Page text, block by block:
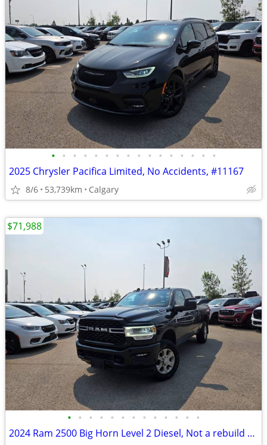
• • • • • • • • • • • • • • • •
2025 Chrysler Pacifica Limited, No Accidents, #11167
8/6 53,739km Calgary
• • • • • • • • • • • • •
2024 Ram 2500 Big Horn Level 2 Diesel, Not a rebuild #11159
$71,988